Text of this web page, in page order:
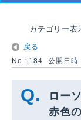
カテゴリー表
戻る
No : 184
公開日
ロー
赤色